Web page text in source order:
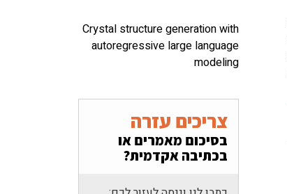
Crystal structure generation with
autoregressive large language
modeling
צריכים עזרה
בסיכום מאמרים או
בכתיבה אקדמית?